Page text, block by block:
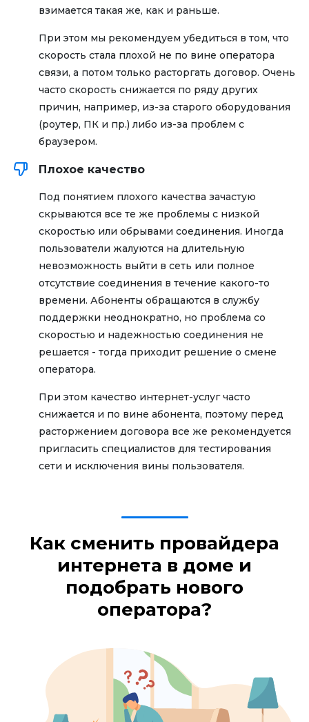
взимается такая же, как и раньше.
При этом мы рекомендуем убедиться в том, что
скорость стала плохой не по вине оператора
связи, а потом только расторгать договор. Очень
часто скорость снижается по ряду других
причин, например, из-за старого оборудования
(роутер, ПК и пр.) либо из-за проблем с
браузером.
Плохое качество
Под понятием плохого качества зачастую
скрываются все те же проблемы с низкой
скоростью или обрывами соединения. Иногда
пользователи жалуются на длительную
невозможность выйти в сеть или полное
отсутствие соединения в течение какого-то
времени. Абоненты обращаются в службу
поддержки неоднократно, но проблема со
скоростью и надежностью соединения не
решается - тогда приходит решение о смене
оператора.
При этом качество интернет-услуг часто
снижается и по вине абонента, поэтому перед
расторжением договора все же рекомендуется
пригласить специалистов для тестирования
сети и исключения вины пользователя.
Как сменить провайдера
интернета в доме и
подобрать нового
оператора?